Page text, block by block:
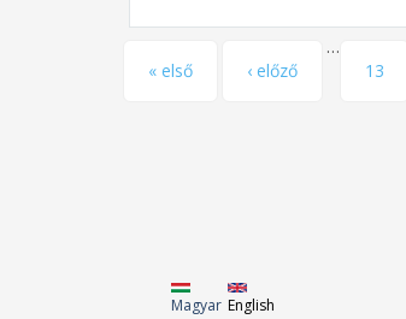
Pages
« első ‹ előző
…
13
Magyar English